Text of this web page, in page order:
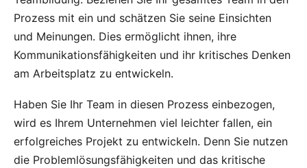
Prozess mit ein und schätzen Sie seine Einsichten
und Meinungen. Dies ermöglicht ihnen, ihre
Kommunikationsfähigkeiten und ihr kritisches Denken
am Arbeitsplatz zu entwickeln.
Haben Sie Ihr Team in diesen Prozess einbezogen,
wird es Ihrem Unternehmen viel leichter fallen, ein
erfolgreiches Projekt zu entwickeln. Denn Sie nutzen
die Problemlösungsfähigkeiten und das kritische